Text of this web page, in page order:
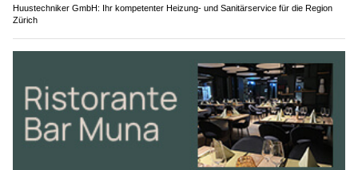
Huustechniker GmbH: Ihr kompetenter Heizung- und Sanitärservice für die Region
Zürich